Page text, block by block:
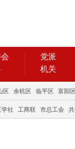
党派
机关
区 余杭区 临平区 富阳
学社 工商联 市总工会